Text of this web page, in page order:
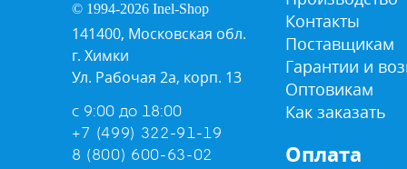
© 1994-2026 Inel-Shop
141400, Московская обл.
г. Химки
Ул. Рабочая 2а, корп. 13
с 9:00 до 18:00
+7 (499) 322-91-19
8 (800) 600-63-02
Контакты
Поставщикам
Гарантии и
Оптовикам
Как заказать
Оплата